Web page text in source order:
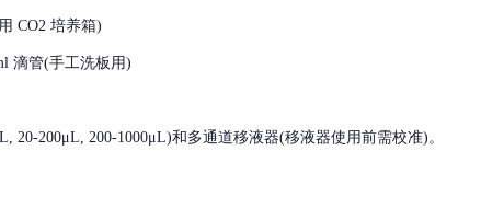
CO2 培养箱)
滴管(手工洗板用)
20-200μL, 200-1000μL)和多通道移液器(移液器使用前需校准)。